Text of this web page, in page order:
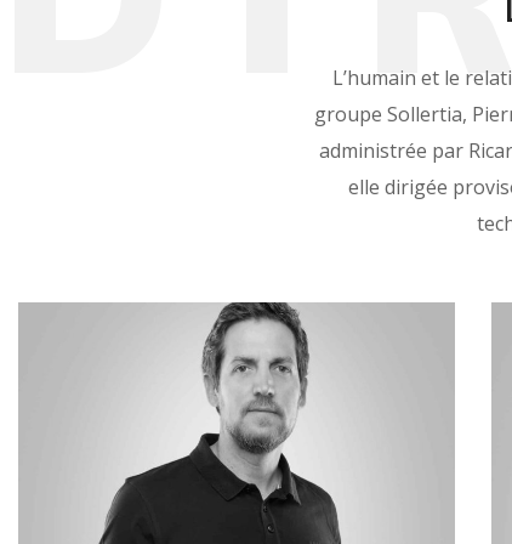
L’humain et le
groupe Sollertia,
administrée par
elle dirigée